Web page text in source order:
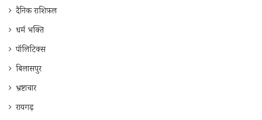
दैनिक राशिफ़ल
धर्म भक्ति
पॉलिटिक्स
बिलासपुर
भ्रष्टाचार
रायगढ़